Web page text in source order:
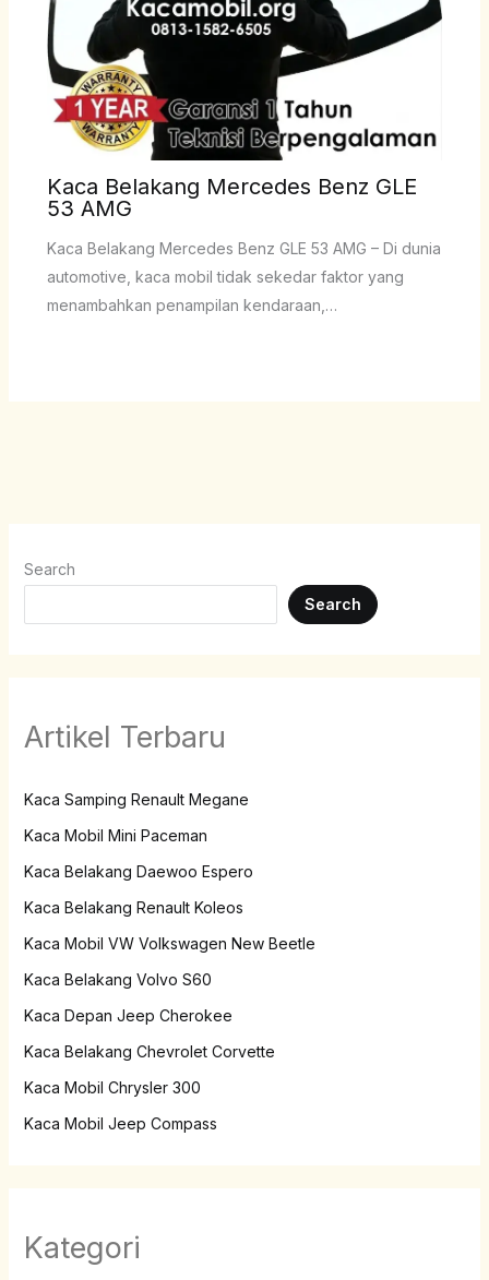
Kaca Belakang Mercedes Benz GLE
53 AMG
Kaca Belakang Mercedes Benz GLE 53 AMG – Di dunia
automotive, kaca mobil tidak sekedar faktor yang
menambahkan penampilan kendaraan,…
Search
Search
Artikel Terbaru
Kaca Samping Renault Megane
Kaca Mobil Mini Paceman
Kaca Belakang Daewoo Espero
Kaca Belakang Renault Koleos
Kaca Mobil VW Volkswagen New Beetle
Kaca Belakang Volvo S60
Kaca Depan Jeep Cherokee
Kaca Belakang Chevrolet Corvette
Kaca Mobil Chrysler 300
Kaca Mobil Jeep Compass
Kategori